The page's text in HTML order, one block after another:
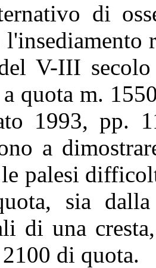
di
V-III
quota m.
1993, pp.
a
le palesi
sia
di una
di quota.